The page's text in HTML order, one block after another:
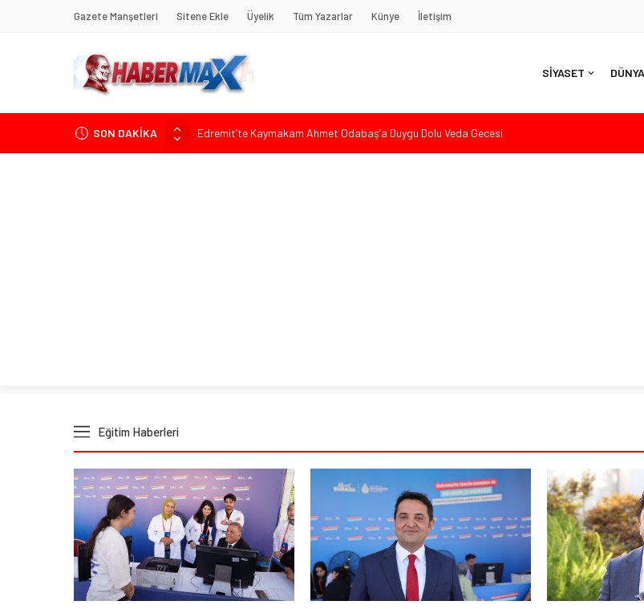
Gazete Manşetleri Sitene Ekle Üyelik Tüm Yazarlar Künye İletişim
SİYASET DÜNYA
SON DAKİKA
Edremit’te Kaymakam Ahmet Odabaş’a Duygu Dolu Veda Gecesi
Tarihçi Yusuf Halaçoğlu’ndan TBMM’ye Sunulan Yasa Teklifine Sert Eleştiri: “Osmanlı’nın Hukuk
Eğitim Haberleri